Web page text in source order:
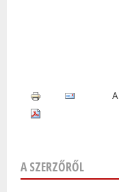
A SZERZŐRŐL